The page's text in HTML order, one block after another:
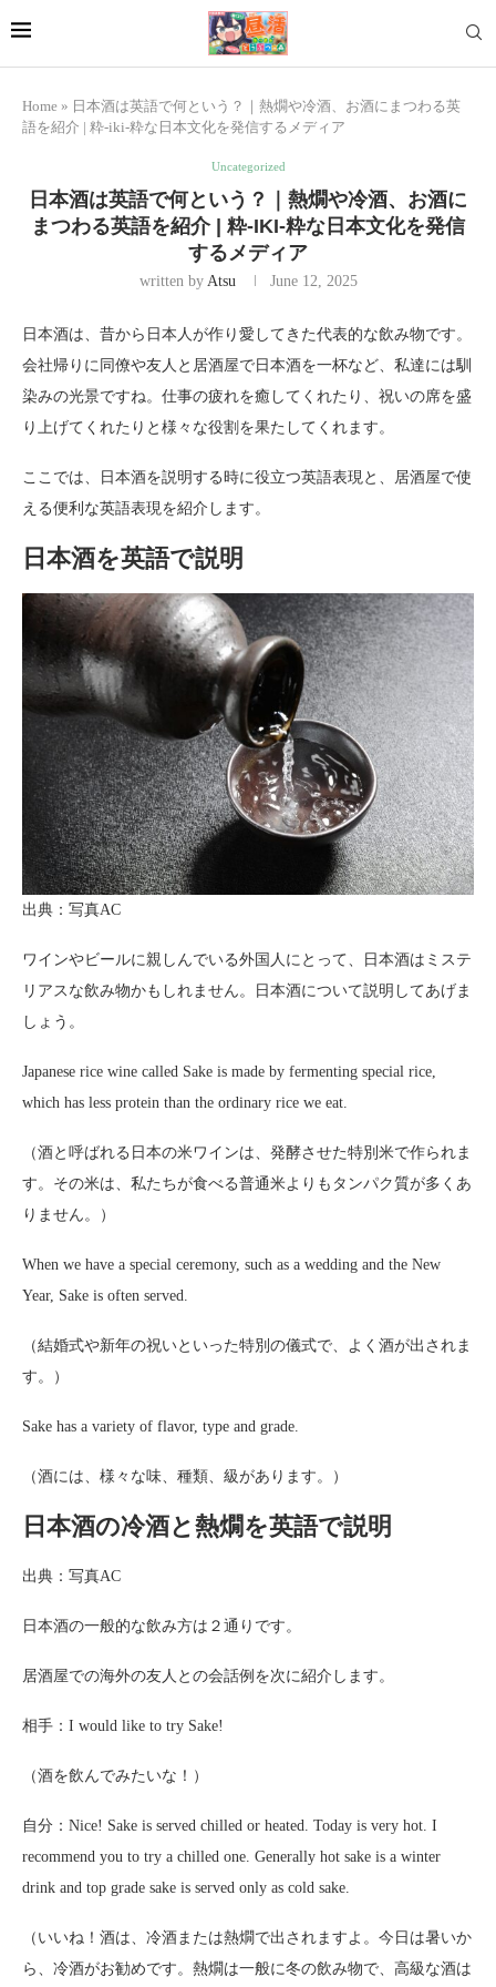
Home » 日本酒は英語で何という？｜熱燗や冷酒、お酒にまつわる英
語を紹介 | 粋-iki-粋な日本文化を発信するメディア
Uncategorized
日本酒は英語で何という？｜熱燗や冷酒、お酒に
まつわる英語を紹介 | 粋-IKI-粋な日本文化を発信
するメディア
written by Atsu June 12, 2025
日本酒は、昔から日本人が作り愛してきた代表的な飲み物です。
会社帰りに同僚や友人と居酒屋で日本酒を一杯など、私達には馴
染みの光景ですね。仕事の疲れを癒してくれたり、祝いの席を盛
り上げてくれたりと様々な役割を果たしてくれます。
ここでは、日本酒を説明する時に役立つ英語表現と、居酒屋で使
える便利な英語表現を紹介します。
日本酒を英語で説明
出典：写真AC
ワインやビールに親しんでいる外国人にとって、日本酒はミステ
リアスな飲み物かもしれません。日本酒について説明してあげま
しょう。
Japanese rice wine called Sake is made by fermenting special rice,
which has less protein than the ordinary rice we eat.
（酒と呼ばれる日本の米ワインは、発酵させた特別米で作られま
す。その米は、私たちが食べる普通米よりもタンパク質が多くあ
りません。）
When we have a special ceremony, such as a wedding and the New
Year, Sake is often served.
（結婚式や新年の祝いといった特別の儀式で、よく酒が出されま
す。）
Sake has a variety of flavor, type and grade.
（酒には、様々な味、種類、級があります。）
日本酒の冷酒と熱燗を英語で説明
出典：写真AC
日本酒の一般的な飲み方は２通りです。
居酒屋での海外の友人との会話例を次に紹介します。
相手：I would like to try Sake!
（酒を飲んでみたいな！）
自分：Nice! Sake is served chilled or heated. Today is very hot. I
recommend you to try a chilled one. Generally hot sake is a winter
drink and top grade sake is served only as cold sake.
（いいね！酒は、冷酒または熱燗で出されますよ。今日は暑いか
ら、冷酒がお勧めです。熱燗は一般に冬の飲み物で、高級な酒は